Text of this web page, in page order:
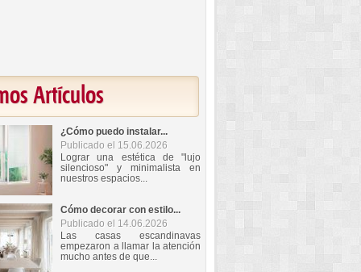
Artículos
¿Cómo puedo instalar...
Publicado el 15.06.2026
Lograr una estética de "lujo
silencioso" y minimalista en
nuestros espacios...
Cómo decorar con estilo...
Publicado el 14.06.2026
Las casas escandinavas
empezaron a llamar la atención
mucho antes de que...